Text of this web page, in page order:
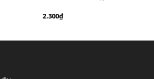
2.300₫